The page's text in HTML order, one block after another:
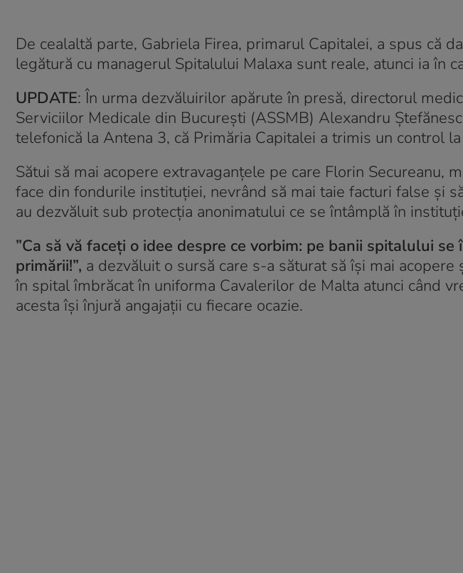
De cealaltă parte, Gabriela Firea, primarul Capitalei, a spus că
legătură cu managerul Spitalului Malaxa sunt reale, atunci ia în
UPDATE: În urma dezvăluirilor apărute în presă, directorul
Serviciilor Medicale din București (ASSMB) Alexandru
telefonică la Antena 3, că Primăria Capitalei a trimis un control
Sătui să mai acopere extravaganțele pe care Florin Secureanu,
face din fondurile instituției, nevrând să mai taie facturi false și
au dezvăluit sub protecția anonimatului ce se întâmplă în
”Ca să vă faceți o idee despre ce vorbim: pe banii spitalului
primării!”, a dezvăluit o sursă care s-a săturat să își mai
în spital îmbrăcat în uniforma Cavalerilor de Malta atunci când
acesta își înjură angajații cu fiecare ocazie.